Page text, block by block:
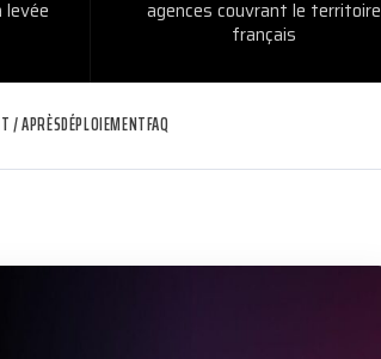
agences couvrant le territoire
français
/ APRÈSDÉPLOIEMENTFAQ